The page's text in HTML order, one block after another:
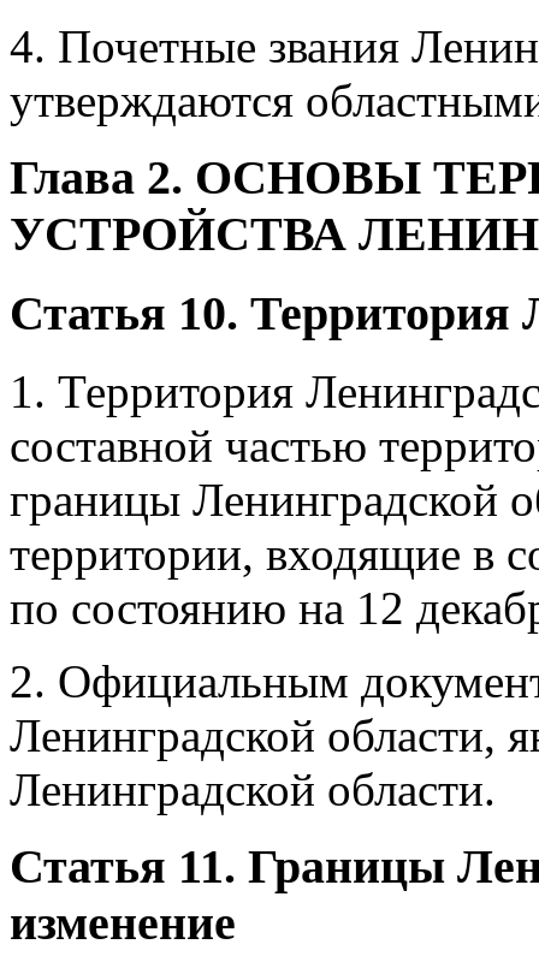
4. Почетные звания
утверждаются
Глава 2. ОСНОВЫ
УСТРОЙСТВА
Статья 10. Территория
1. Территория
составной частью
границы Ленинградской
территории, входящие в
по состоянию на 12
2. Официальным
Ленинградской области,
Ленинградской области.
Статья 11. Границы
изменение